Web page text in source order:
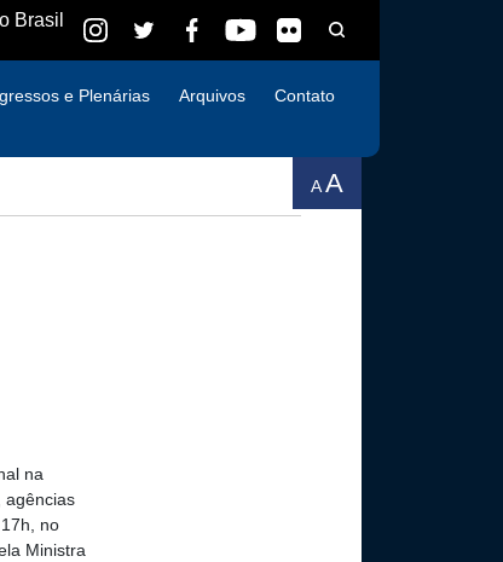
Brasil
e Plenárias Arquivos Contato
AA
na
agências
no
Ministra